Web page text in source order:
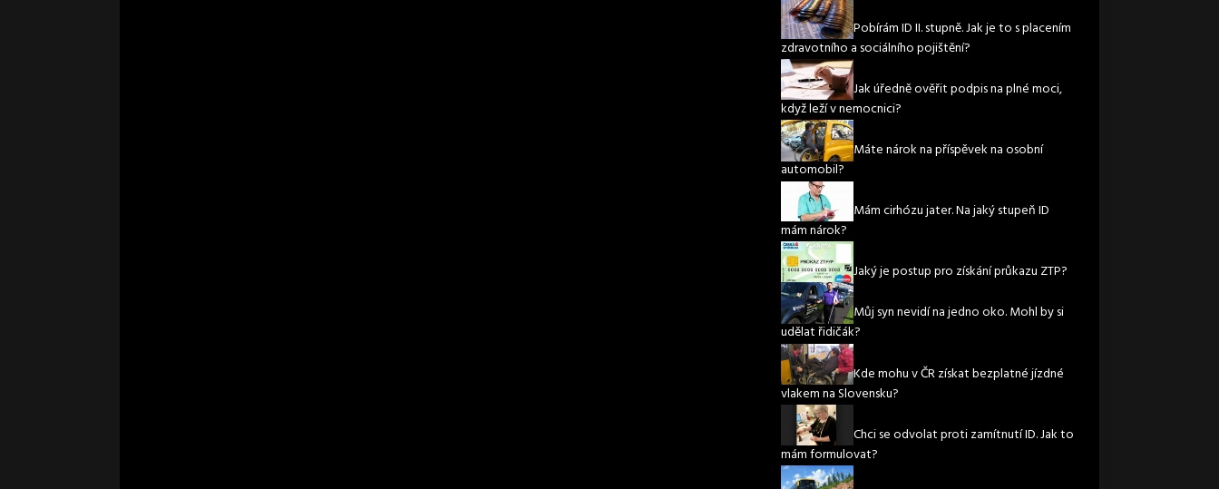
Pobírám ID II. stupně. Jak je to s placením
zdravotního a sociálního pojištění?
Jak úředně ověřit podpis na plné moci,
když leží v nemocnici?
Máte nárok na příspěvek na osobní
automobil?
Mám cirhózu jater. Na jaký stupeň ID
mám nárok?
Jaký je postup pro získání průkazu ZTP?
Můj syn nevidí na jedno oko. Mohl by si
udělat řidičák?
Kde mohu v ČR získat bezplatné jízdné
vlakem na Slovensku?
Chci se odvolat proti zamítnutí ID. Jak to
mám formulovat?